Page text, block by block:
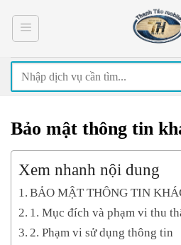
Bảo mật thông tin
Xem nhanh nội dung
BẢO MẬT THÔNG TIN
1. Mục đích và phạm vi thu
2. Phạm vi sử dụng thông tin